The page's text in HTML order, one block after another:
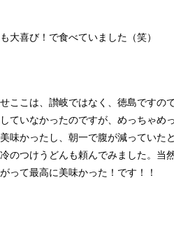
大喜び！で食べていました（笑）
ここは、讃岐ではなく、徳島ですの
ていなかったのですが、めっちゃめ
味かったし、朝一で腹が減っていた
のつけうどんも頼んでみました。当
って最高に美味かった！です！！